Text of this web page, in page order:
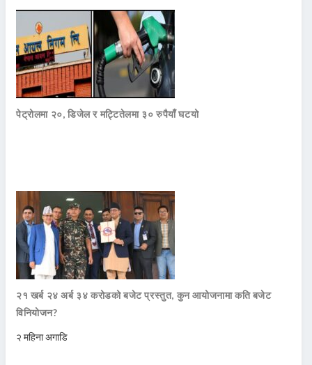
पेट्रोलमा २०, डिजेल र मट्टितेलमा ३० रुपैयाँ घटयो
२१ खर्ब २४ अर्ब ३४ करोडको बजेट प्रस्तुत, कुन आयोजनामा कति बजेट
विनियोजन?
२ महिना अगाडि